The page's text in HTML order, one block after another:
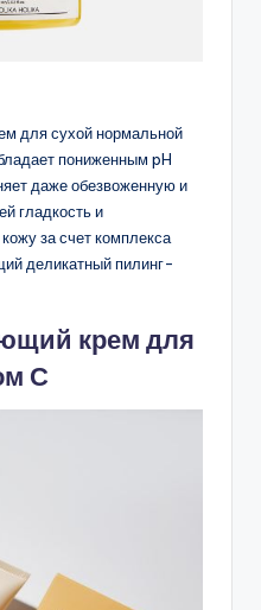
для сухой нормальной
пониженным pH
даже обезвоженную и
гладкость и
за счет комплекса
деликатный пилинг-
крем для
С